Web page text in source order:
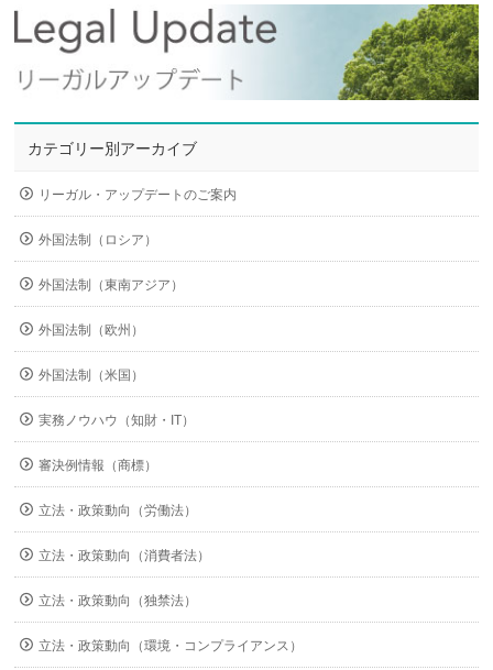
カテゴリー別アーカイブ
リーガル・アップデートのご案内
外国法制（ロシア）
外国法制（東南アジア）
外国法制（欧州）
外国法制（米国）
実務ノウハウ（知財・IT）
審決例情報（商標）
立法・政策動向（労働法）
立法・政策動向（消費者法）
立法・政策動向（独禁法）
立法・政策動向（環境・コンプライアンス）